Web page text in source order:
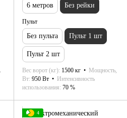
6 метров Без рейки
Пульт
Без пульта Пульт 1 шт
Пульт 2 шт
Вес ворот (кг) 1500 кг
Мощность,
Вт 950 Вт
Интенсивность
использования 70 %
4